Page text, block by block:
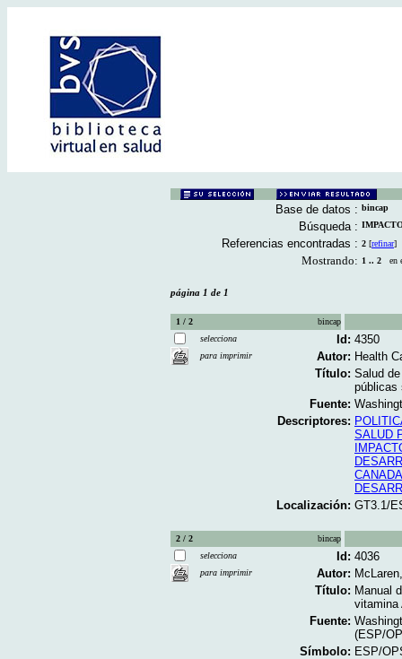
Base de datos : bincap
Búsqueda :
Referencias encontradas : 2 [refinar]
Mostrando: 1 .. 2 en
página 1 de 1
1 / 2
bincap
selecciona
para imprimir
Id: 4350
Autor: Health
Título: Salud
públicas
Fuente:
Descriptores:
SALUD
CANADA
Localización: GT3.1/
2 / 2
bincap
selecciona
para imprimir
Id: 4036
Autor:
Título: Manual
vitamina
Fuente:
(ESP/
Símbolo: ESP/